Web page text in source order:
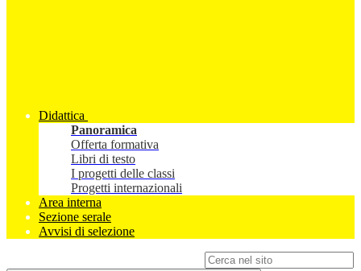
Didattica
Panoramica
Offerta formativa
Libri di testo
I progetti delle classi
Progetti internazionali
Area interna
Sezione serale
Avvisi di selezione